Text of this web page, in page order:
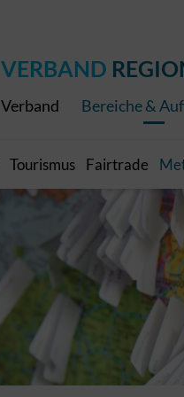
VERBAND
Verband Bereiche &
Tourismus Fairtrade